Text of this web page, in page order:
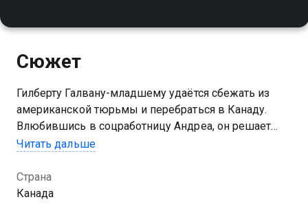
Сюжет
Гилберту Галвану-младшему удаётся сбежать из
американской тюрьмы и перебраться в Канаду.
Влюбившись в соцработницу Андреа, он решает
начать грабить банки, чтобы она ни в чём не
непросто
Читать дальше
Страна
Канада